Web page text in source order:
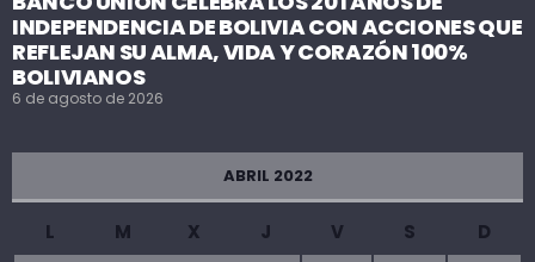
INDEPENDENCIA DE BOLIVIA CON ACCIONES QUE
REFLEJAN SU ALMA, VIDA Y CORAZÓN 100%
BOLIVIANOS
6 de agosto de 2026
ABRIL 2022
L M X J V S
D